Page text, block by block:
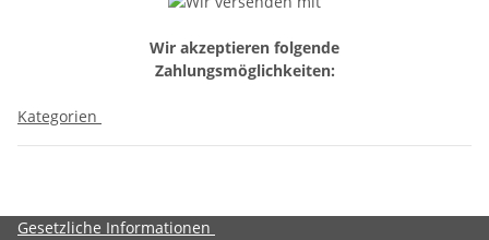
Wir akzeptieren folgende
Zahlungsmöglichkeiten:
Kategorien
Gesetzliche Informationen